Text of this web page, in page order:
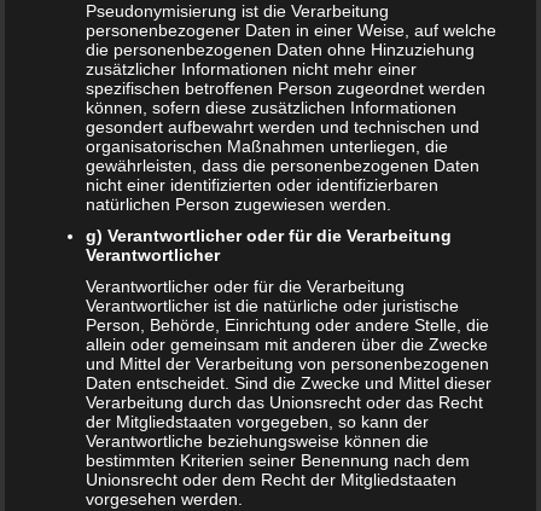
Manchmal geht die Übelkeit auch mit einem Erbrechen
einher. Das Gute ist, dass die Übelkeit ungefähr ab der 16.
Woche anfängt zu legen. In seltenen Fällen kann die
Übelkeit aber die ganze Schwangerschaft anhalten.
Ursächlich für dieses sehr unangenehme
Schwangerschaftssymptom sind diverse Stoffwechsel- und
Hormonveränderungen.
Unstillbares
Schwangerschaftserbrechen
Neben der gängigen Übelkeit in der Schwangerschaft gibt
es auch noch das sogenannte unstillbare
Schwangerschaftserbrechen (Hyperemesis gravidarum).
Diese besondere Form von Schwangerschaftssymptom ist
alles andere als angenehm und trifft im Schnitt nur 1 von
100 schwangeren Frauen. Das Erbrechen ist so stark, dass
keine oder nur sehr wenig Nahrung im Magen bleibt und
Pseudonymisierung ist die Verarbeitung
personenbezogener Daten in einer Weise, auf welche
die personenbezogenen Daten ohne Hinzuziehung
zusätzlicher Informationen nicht mehr einer
spezifischen betroffenen Person zugeordnet werden
können, sofern diese zusätzlichen Informationen
gesondert aufbewahrt werden und technischen und
organisatorischen Maßnahmen unterliegen, die
gewährleisten, dass die personenbezogenen Daten
nicht einer identifizierten oder identifizierbaren
natürlichen Person zugewiesen werden.
g) Verantwortlicher oder für die Verarbeitung
Verantwortlicher
Verantwortlicher oder für die Verarbeitung
Verantwortlicher ist die natürliche oder juristische
Person, Behörde, Einrichtung oder andere Stelle, die
allein oder gemeinsam mit anderen über die Zwecke
und Mittel der Verarbeitung von personenbezogenen
Daten entscheidet. Sind die Zwecke und Mittel dieser
Verarbeitung durch das Unionsrecht oder das Recht
der Mitgliedstaaten vorgegeben, so kann der
Verantwortliche beziehungsweise können die
bestimmten Kriterien seiner Benennung nach dem
Unionsrecht oder dem Recht der Mitgliedstaaten
vorgesehen werden.